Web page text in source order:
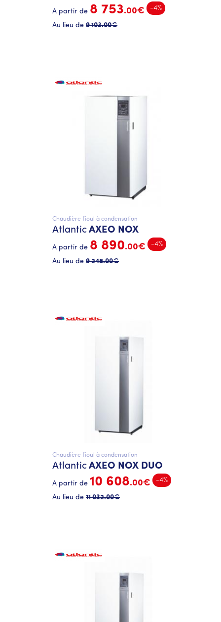
A partir de 8 753.00€ -4%
Au lieu de 9 103.00€
Chaudière fioul à condensation
Atlantic AXEO NOX
A partir de 8 890.00€ -4%
Au lieu de 9 245.00€
Chaudière fioul à condensation
Atlantic AXEO NOX DUO
A partir de 10 608.00€ -4%
Au lieu de 11 032.00€